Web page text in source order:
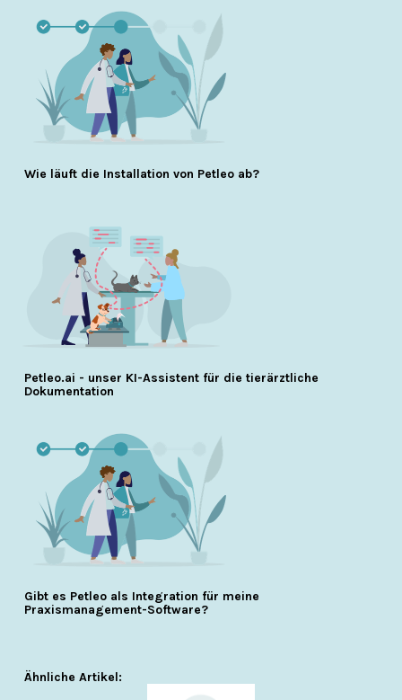
Wie läuft die Installation von Petleo ab?
Petleo.ai - unser KI-Assistent für die tierärztliche
Dokumentation
Gibt es Petleo als Integration für meine
Praxismanagement-Software?
Ähnliche Artikel: